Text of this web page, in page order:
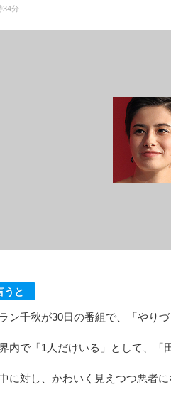
34分
うと
ン千秋が30日の番組で、「やり
内で「1人だけいる」として、「
に対し、かわいく見えつつ悪者